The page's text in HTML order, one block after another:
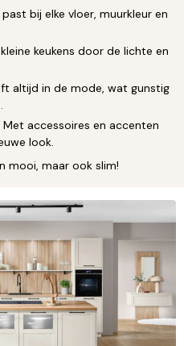
bij elke vloer, muurkleur en
keukens door de lichte en
altijd in de mode, wat gunstig
accessoires en accenten
look.
mooi, maar ook slim!